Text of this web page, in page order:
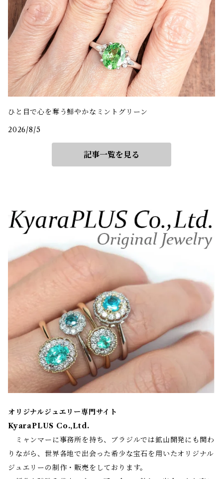
ひと目で心を奪う鮮やかなミントグリーン
2026/8/5
記事一覧を見る
オリジナルジュエリー専門サイト
KyaraPLUS Co.,Ltd.
ミャンマーに事務所を持ち、ブラジルでは鉱山開発にも関わ
りながら、世界各地で出会った希少な宝石を用いたオリジナル
ジュエリーの制作・販売をしております。